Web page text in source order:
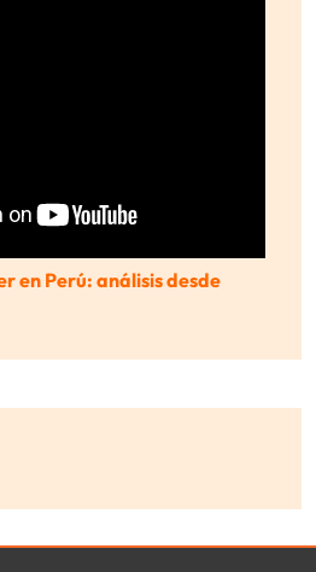
en Perú: análisis desde